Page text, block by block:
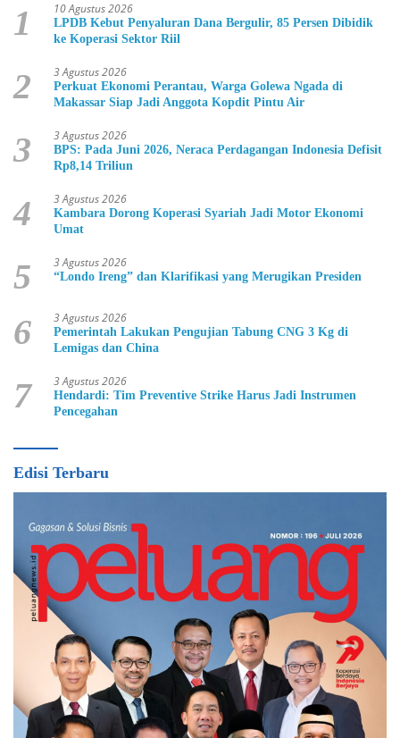
1 10 Agustus 2026
LPDB Kebut Penyaluran Dana Bergulir, 85 Persen Dibidik
ke Koperasi Sektor Riil
2 3 Agustus 2026
Perkuat Ekonomi Perantau, Warga Golewa Ngada di
Makassar Siap Jadi Anggota Kopdit Pintu Air
3 3 Agustus 2026
BPS: Pada Juni 2026, Neraca Perdagangan Indonesia Defisit
Rp8,14 Triliun
4 3 Agustus 2026
Kambara Dorong Koperasi Syariah Jadi Motor Ekonomi
Umat
5 3 Agustus 2026
“Londo Ireng” dan Klarifikasi yang Merugikan Presiden
6 3 Agustus 2026
Pemerintah Lakukan Pengujian Tabung CNG 3 Kg di
Lemigas dan China
7 3 Agustus 2026
Hendardi: Tim Preventive Strike Harus Jadi Instrumen
Pencegahan
Edisi Terbaru